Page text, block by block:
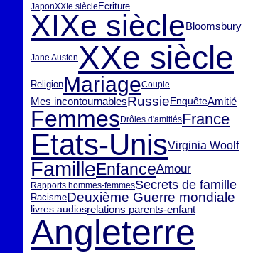
JaponXXIe siècle Ecriture
XIXe siècleBloomsbury
Jane Austen XXe siècle
ReligionMariageCouple
Mes incontournablesRussieEnquêteAmitié
FemmesDrôles d'amitiésFrance
Etats-UnisVirginia Woolf
FamilleEnfanceAmour
Rapports hommes-femmesSecrets de famille
RacismeDeuxième Guerre mondiale
livres audiosrelations parents-enfant
Angleterre